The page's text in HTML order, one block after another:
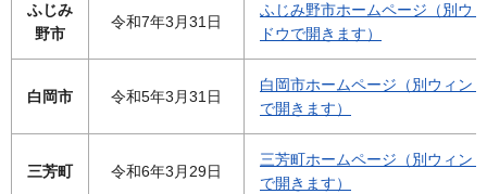
ふじみ
野市
令和7年3月31日
ふじみ野市ホームページ（別ウ
ドウで開きます）
白岡市 令和5年3月31日
白岡市ホームページ（別ウィン
で開きます）
三芳町 令和6年3月29日
三芳町ホームページ（別ウィン
で開きます）